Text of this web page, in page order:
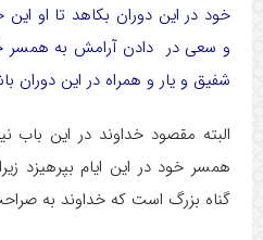
خود در این دوران بکاهد تا او
و سعی در دادن آرامش به همسر
شفیق و یار و همراه در این دوران
البته مقصود خداوند در این باب
همسر خود در این ایام بپرهیزد
گناه بزرگ است که خداوند به